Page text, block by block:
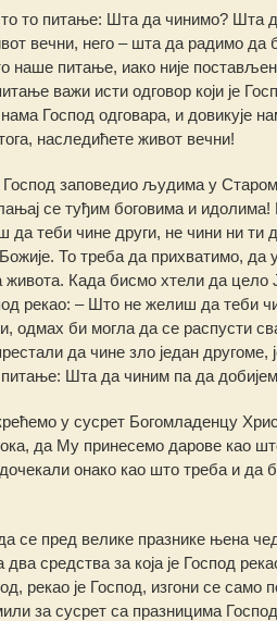
то питање: Шта да чинимо?
вечни, него – шта да радимо
наше питање, иако није
важи исти одговор који је
Господ одговара, и довикује
наследићете живот вечни!
Господ заповедио људима у
се туђим боговима и
теби чине други, не чини ни ти
То треба да прихватимо,
живота. Када бисмо хтели да
рекао: – Што не желиш да теби
би могла да се распусти
да чине зло један
питање: Шта да чиним па да
у сусрет Богомладенцу
да Му принесемо дарове као
онако као што треба и да
се пред велике празнике њена
средства за која је Господ
рекао је Господ, изгони се
за сусрет са празницима